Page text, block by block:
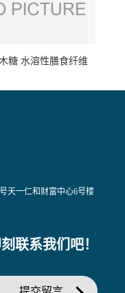
糖 水溶性膳食纤维
天一仁和财富中心6号楼
联系我们吧！